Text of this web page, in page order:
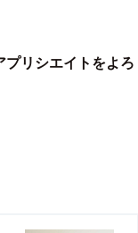
リシエイトをよろ